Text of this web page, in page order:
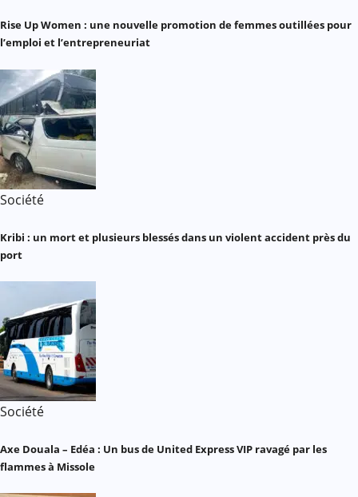
Rise Up Women : une nouvelle promotion de femmes outillées pour
l’emploi et l’entrepreneuriat
Société
Kribi : un mort et plusieurs blessés dans un violent accident près du
port
Société
Axe Douala – Edéa : Un bus de United Express VIP ravagé par les
flammes à Missole